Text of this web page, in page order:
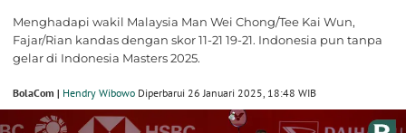
Menghadapi wakil Malaysia Man Wei Chong/Tee Kai Wun,
Fajar/Rian kandas dengan skor 11-21 19-21. Indonesia pun tanpa
gelar di Indonesia Masters 2025.
BolaCom | Hendry Wibowo Diperbarui 26 Januari 2025, 18:48 WIB